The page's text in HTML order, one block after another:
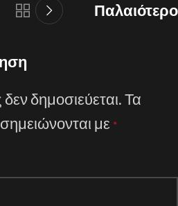
Παλαιότερο
δημοσιεύεται.Τα
με *